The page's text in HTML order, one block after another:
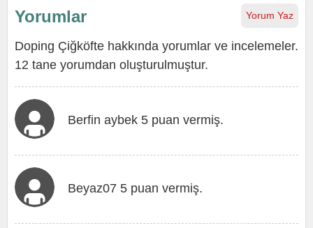
Yorum Yaz
Yorumlar
Doping Çiğköfte hakkında yorumlar ve incelemeler.
12 tane yorumdan oluşturulmuştur.
Berfin aybek 5 puan vermiş.
Beyaz07 5 puan vermiş.